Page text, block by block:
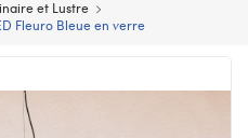
et Lustre
Fleuro Bleue en verre